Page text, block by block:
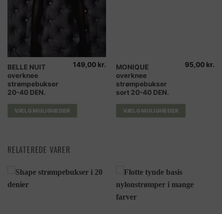
BELLE NUIT
overknee
strømpebukser
20-40 DEN.
149,00 kr.
VÆLG MULIGHEDER
Dette
vare
har
flere
varianter.
Mulighederne
på
MONIQUE
overknee
strømpebukser
sort 20-40 DEN.
95,00 kr.
VÆLG MULIGHEDER
Dette
vare
har
flere
varianter.
Mulighederne
RELATEREDE VARER